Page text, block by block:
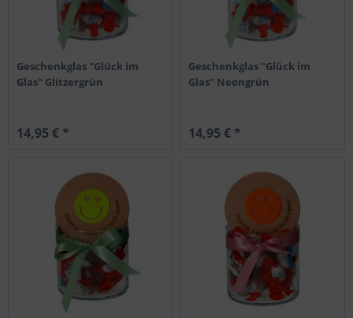
Geschenkglas "Glück im
Glas" Glitzergrün
14,95 € *
Geschenkglas "Glück im
Glas" Neongrün
14,95 € *